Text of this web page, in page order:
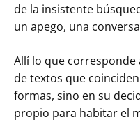
de la insistente
un apego, una
Allí lo que corresponde
de textos que
formas, sino en su
propio para habitar el